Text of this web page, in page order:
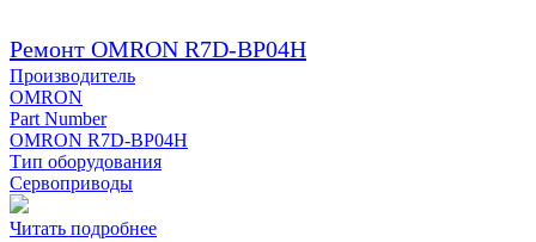
Ремонт OMRON R7D-BP04H
Производитель
OMRON
Part Number
OMRON R7D-BP04H
Тип оборудования
Сервоприводы
Читать подробнее